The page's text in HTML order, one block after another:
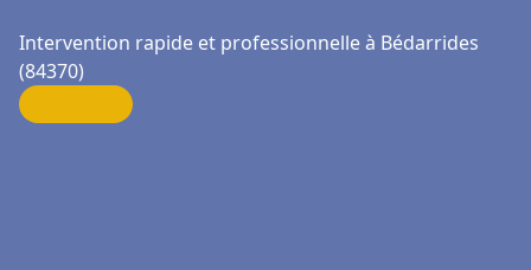
Intervention rapide et professionnelle à Bédarrides
(84370)